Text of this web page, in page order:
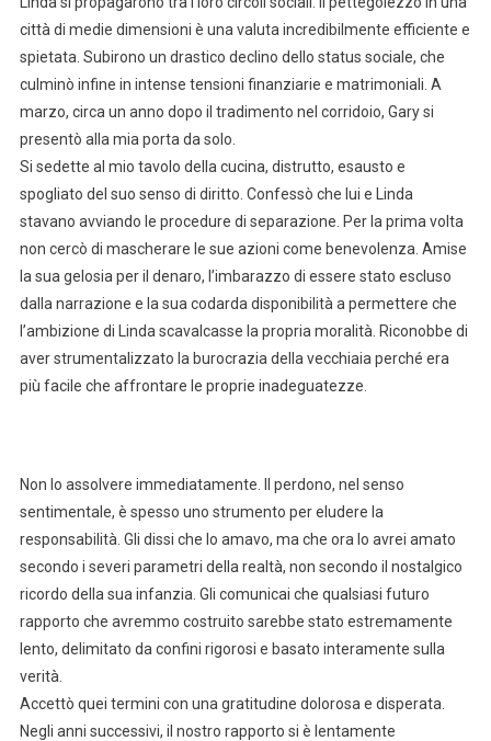
città di medie dimensioni è una valuta incredibilmente efficiente e
spietata. Subirono un drastico declino dello status sociale, che
culminò infine in intense tensioni finanziarie e matrimoniali. A
marzo, circa un anno dopo il tradimento nel corridoio, Gary si
presentò alla mia porta da solo.
Si sedette al mio tavolo della cucina, distrutto, esausto e
spogliato del suo senso di diritto. Confessò che lui e Linda
stavano avviando le procedure di separazione. Per la prima volta
non cercò di mascherare le sue azioni come benevolenza. Amise
la sua gelosia per il denaro, l’imbarazzo di essere stato escluso
dalla narrazione e la sua codarda disponibilità a permettere che
l’ambizione di Linda scavalcasse la propria moralità. Riconobbe di
aver strumentalizzato la burocrazia della vecchiaia perché era
più facile che affrontare le proprie inadeguatezze.
Non lo assolvere immediatamente. Il perdono, nel senso
sentimentale, è spesso uno strumento per eludere la
responsabilità. Gli dissi che lo amavo, ma che ora lo avrei amato
secondo i severi parametri della realtà, non secondo il nostalgico
ricordo della sua infanzia. Gli comunicai che qualsiasi futuro
rapporto che avremmo costruito sarebbe stato estremamente
lento, delimitato da confini rigorosi e basato interamente sulla
verità.
Accettò quei termini con una gratitudine dolorosa e disperata.
Negli anni successivi, il nostro rapporto si è lentamente